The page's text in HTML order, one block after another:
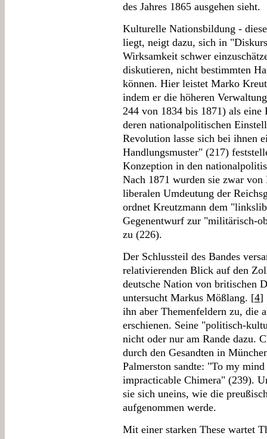
des Jahres 1865 ausgehen sieht.
Kulturelle Nationsbildung -
liegt, neigt dazu, sich in
Wirksamkeit schwer
diskutieren, nicht bestimmten
können. Hier leistet Marko
indem er die höheren
244 von 1834 bis 1871) als
deren nationalpolitischen
Revolution lasse sich bei ihnen
Handlungsmuster" (217)
Konzeption in den
Nach 1871 wurden sie zwar
liberalen Umdeutung der
ordnet Kreutzmann dem
Gegenentwurf zur "militärisch-
zu (226).
Der Schlussteil des Bandes
relativierenden Blick auf den
deutsche Nation von britischen
untersucht Markus Mößlang. [4]
ihn aber Themenfeldern zu, die
erschienen. Seine "politisch-
nicht oder nur am Rande dazu.
durch den Gesandten in
Palmerston sandte: "To my
impracticable Chimera" (239).
sie sich uneins, wie die
aufgenommen werde.
Mit einer starken These wartet